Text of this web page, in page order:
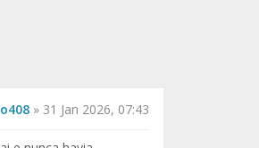
» 31 Jan 2026, 07:43